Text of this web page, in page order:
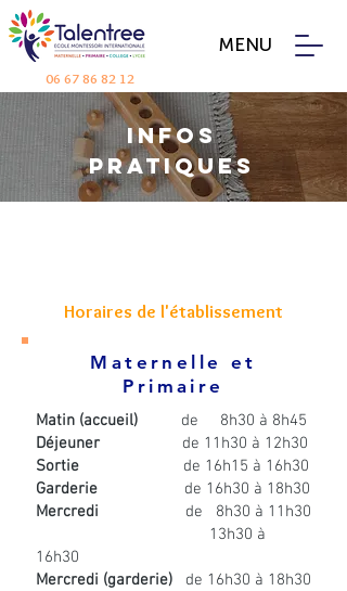
06 67 86 82 12
MENU
infos
pratiques
Horaires de l'établissement
Maternelle et
Primaire
Matin (accueil) de 8h30 à 8h45
Déjeuner
de 11h30 à 12h30
Sortie
de 16h15 à 16h30
Garderie
de 16h30 à 18h30
Mercredi
de 8h30 à 11h30
13h30 à
16h30
Mercredi (garderie) de 16h30 à 18h30